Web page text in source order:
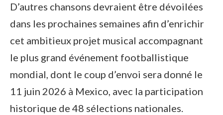
D’autres chansons devraient être dévoilées
dans les prochaines semaines afin d’enrichir
cet ambitieux projet musical accompagnant
le plus grand événement footballistique
mondial, dont le coup d’envoi sera donné le
11 juin 2026 à Mexico, avec la participation
historique de 48 sélections nationales.